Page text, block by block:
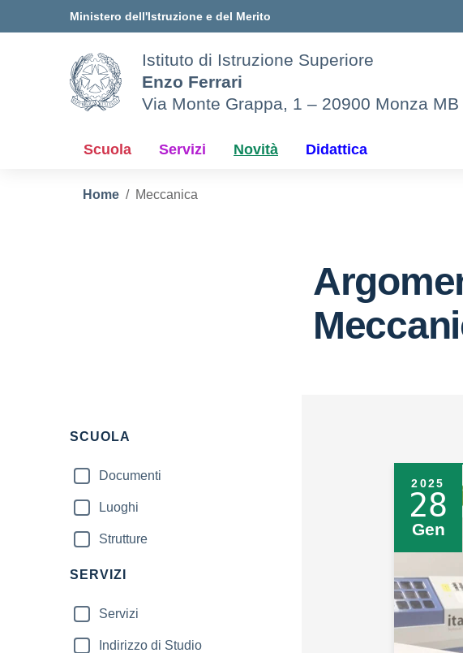
Ministero dell'Istruzione e del Merito
Istituto di Istruzione Superiore
Enzo Ferrari
Via Monte Grappa, 1 – 20900 Monza MB
Scuola Servizi Novità Didattica
Home Meccanica
SCUOLA
Documenti
Luoghi
Strutture
SERVIZI
Servizi
Indirizzo di Studio
2025
28
Gen